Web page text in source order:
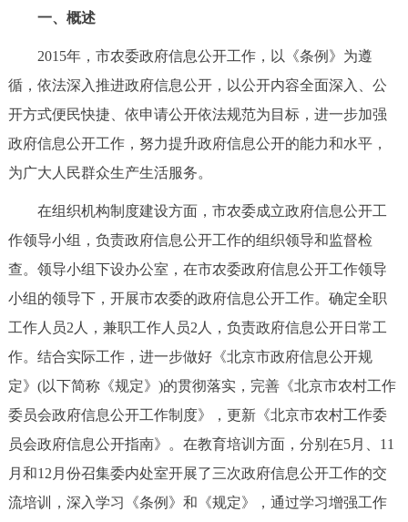
参与调查
走进北京
绿色北京 图说北京 视频北京
ENGLISH 한국어 日本語
DEUTSCH FRANÇAIS РУССКИЙ ЯЗЫК
ESPAÑOL العربية PORTUGUÊS
ITALIANO
回到顶部
一、概述
2015年，市农委政府信息公开工作，以《条例》为遵
循，依法深入推进政府信息公开，以公开内容全面深入、公
开方式便民快捷、依申请公开依法规范为目标，进一步加强
政府信息公开工作，努力提升政府信息公开的能力和水平，
为广大人民群众生产生活服务。
在组织机构制度建设方面，市农委成立政府信息公开工
作领导小组，负责政府信息公开工作的组织领导和监督检
查。领导小组下设办公室，在市农委政府信息公开工作领导
小组的领导下，开展市农委的政府信息公开工作。确定全职
工作人员2人，兼职工作人员2人，负责政府信息公开日常工
作。结合实际工作，进一步做好《北京市政府信息公开规
定》(以下简称《规定》)的贯彻落实，完善《北京市农村工作
委员会政府信息公开工作制度》，更新《北京市农村工作委
员会政府信息公开指南》。在教育培训方面，分别在5月、11
月和12月份召集委内处室开展了三次政府信息公开工作的交
流培训，深入学习《条例》和《规定》，通过学习增强工作